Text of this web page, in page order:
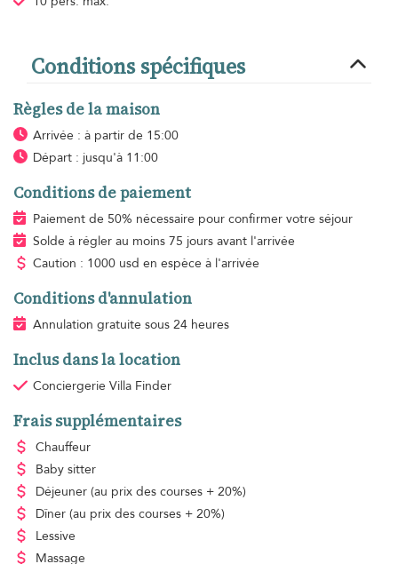
Conditions spécifiques
Règles de la maison
Arrivée : à partir de 15:00
Départ : jusqu'à 11:00
Conditions de paiement
Paiement de 50% nécessaire pour confirmer votre séjour
Solde à régler au moins 75 jours avant l'arrivée
Caution : 1000 usd en espèce à l'arrivée
Conditions d'annulation
Annulation gratuite sous 24 heures
Inclus dans la location
Conciergerie Villa Finder
Frais supplémentaires
Chauffeur
Baby sitter
Déjeuner (au prix des courses + 20%)
Dîner (au prix des courses + 20%)
Lessive
Massage